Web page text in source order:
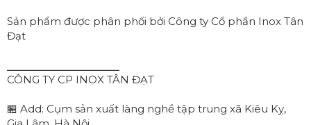
Sản phẩm được phân phối bởi Công ty Cổ phần Inox Tân
Đạt
CÔNG TY CP INOX TÂN ĐẠT
🏪 Add: Cụm sản xuất làng nghề tập trung xã Kiêu Kỵ,